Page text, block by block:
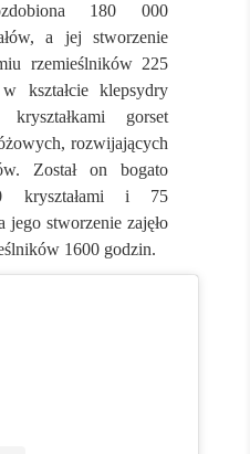
180 000
a jej stworzenie
rzemieślników 225
kształcie klepsydry
kryształkami gorset
rozwijających
Został on bogato
kryształami i 75
stworzenie zajęło
1600 godzin.